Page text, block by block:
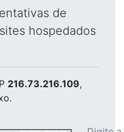
de
hospedados
216.73.216.109,